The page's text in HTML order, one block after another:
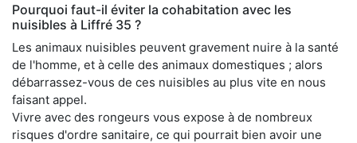
Pourquoi faut-il éviter la cohabitation avec les
nuisibles à Liffré 35 ?
Les animaux nuisibles peuvent gravement nuire à la santé
de l'homme, et à celle des animaux domestiques ; alors
débarrassez-vous de ces nuisibles au plus vite en nous
faisant appel.
Vivre avec des rongeurs vous expose à de nombreux
risques d'ordre sanitaire, ce qui pourrait bien avoir une